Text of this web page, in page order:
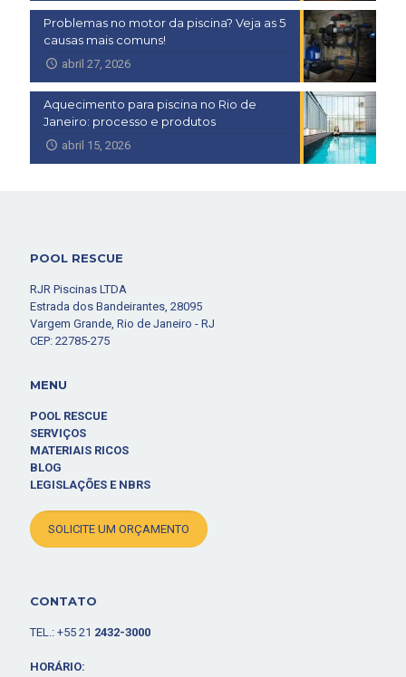
Problemas no motor da piscina? Veja as 5
causas mais comuns!
abril 27, 2026
Aquecimento para piscina no Rio de
Janeiro: processo e produtos
abril 15, 2026
POOL RESCUE
RJR Piscinas LTDA
Estrada dos Bandeirantes, 28095
Vargem Grande, Rio de Janeiro - RJ
CEP: 22785-275
MENU
POOL RESCUE
SERVIÇOS
MATERIAIS RICOS
BLOG
LEGISLAÇÕES E NBRS
SOLICITE UM ORÇAMENTO
CONTATO
TEL.: +55 21 2432-3000
HORÁRIO: